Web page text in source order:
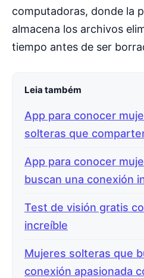
computadoras, donde la
almacena los archivos
tiempo antes de ser
Leia também
App para conocer
solteras que
App para conocer
buscan una conexión
Test de visión gratis
increíble
Mujeres solteras que
conexión apasionada